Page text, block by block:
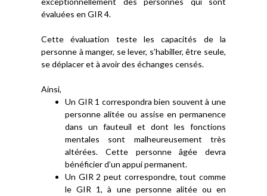
évaluées en GIR 4.
Cette évaluation teste les capacités de la
personne à manger, se lever, s’habiller, être seule,
se déplacer et à avoir des échanges censés.
Ainsi,
Un GIR 1 correspondra bien souvent à une
personne alitée ou assise en permanence
dans un fauteuil et dont les fonctions
mentales sont malheureusement très
altérées. Cette personne âgée devra
bénéficier d’un appui permanent.
Un GIR 2 peut correspondre, tout comme
le GIR 1, à une personne alitée ou en